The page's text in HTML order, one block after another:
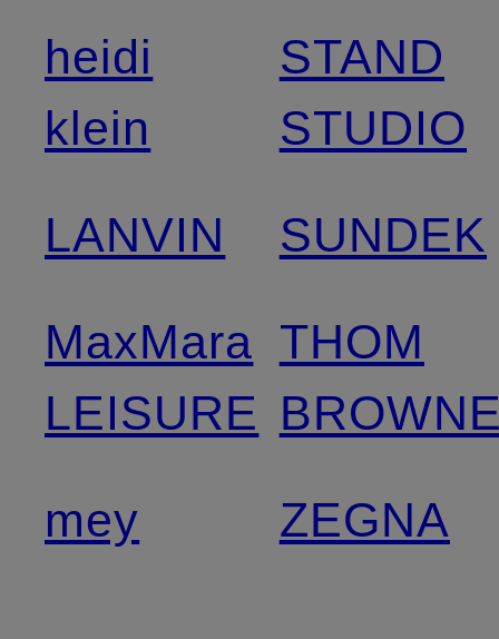
heidi
klein
LANVIN
MaxMara
LEISURE
mey
STAND
STUDIO
SUNDEK
THOM
ZEGNA